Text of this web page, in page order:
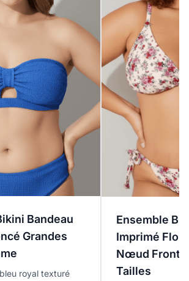
Bandeau
Grandes
royal texturé
Ensemble
Imprimé
Nœud
Tailles